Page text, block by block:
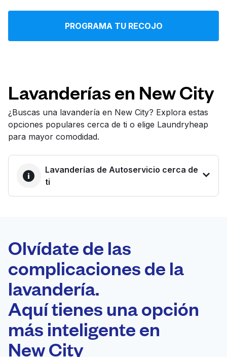
Iniciar sesión
United States ES
PROGRAMA TU RECOJO
Lavanderías en New City
¿Buscas una lavandería en New City? Explora estas
opciones populares cerca de ti o elige Laundryheap
para mayor comodidad.
Lavanderías de Autoservicio cerca de
ti
Laundryheap.com
Programa tu recogida
0 min
Recojo y entrega
casa
Abierto 24/7
Olvídate de las
complicaciones de la
lavandería.
Aquí tienes una opción
más inteligente en
New City